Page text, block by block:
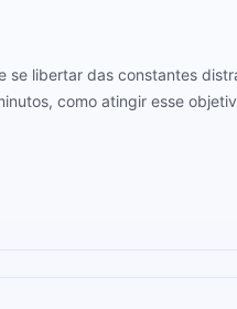
libertar das constantes
como atingir esse